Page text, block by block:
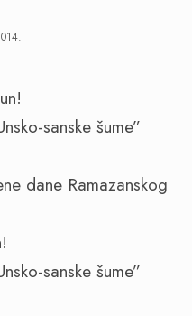
sanske šume”
dane Ramazanskog
sanske šume”